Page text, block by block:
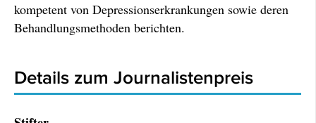
kompetent von Depressionserkrankungen sowie deren
Behandlungsmethoden berichten.
Details zum Journalistenpreis